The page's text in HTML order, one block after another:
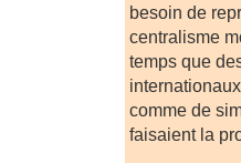
besoin de
centralisme
temps que
comme de
faisaient la